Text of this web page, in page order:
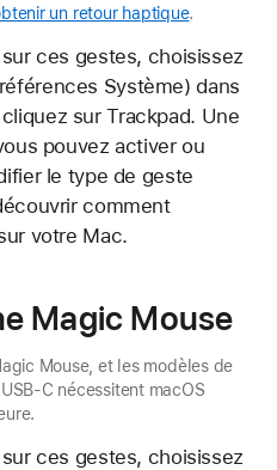
un retour haptique.
ces gestes, choisissez
Système) dans
sur Trackpad. Une
pouvez activer ou
le type de geste
comment
votre Mac.
Magic Mouse
Mouse, et les modèles de
C nécessitent macOS
ces gestes, choisissez